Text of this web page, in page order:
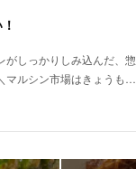
がしっかりしみ込んだ、惣
マルシン市場はきょうも…